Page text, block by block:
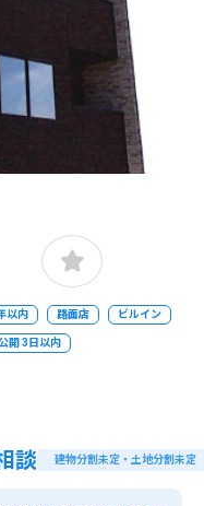
以内 路面店 ビルイン
開 3日以内
談 建物分割未定・土地分割未定